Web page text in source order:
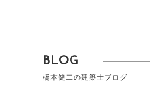
BLOG
橋本健二の建築士ブログ